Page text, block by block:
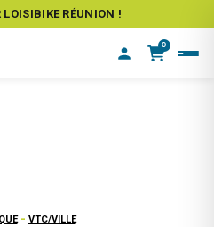
LOISIBIKE RÉUNION !
0
- VTC/VILLE